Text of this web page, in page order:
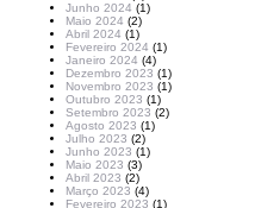
Junho 2024 (1)
Maio 2024 (2)
Abril 2024 (1)
Fevereiro 2024 (1)
Janeiro 2024 (4)
Dezembro 2023 (1)
Novembro 2023 (1)
Outubro 2023 (1)
Setembro 2023 (2)
Agosto 2023 (1)
Julho 2023 (2)
Junho 2023 (1)
Maio 2023 (3)
Abril 2023 (2)
Março 2023 (4)
Fevereiro 2023 (1)